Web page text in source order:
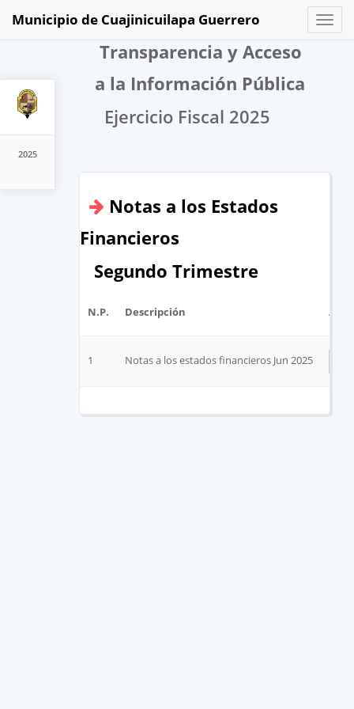
2025
Toggle
Municipio de Cuajinicuilapa Guerrero
Transparencia y Acceso
a la Información Pública
Ejercicio Fiscal 2025
Notas a los Estados
Financieros
Segundo Trimestre
N.P. Descripción
1 Notas a los estados financieros Jun 2025